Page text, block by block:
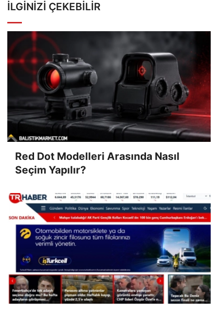
İLGINIZI ÇEKEBILIR
Red Dot Modelleri Arasında Nasıl
Seçim Yapılır?